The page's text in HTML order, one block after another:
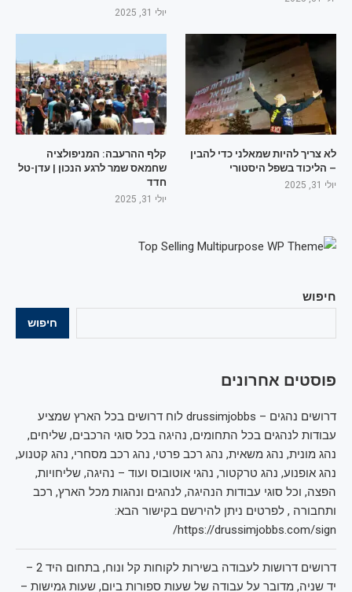
חיפוש
חיפוש
פוסטים אחרונים
דרושים נהגים – drussimjobbs לוח דרושים בכל הארץ שמציע
עבודות לנהגים בכל התחומים, נהיגה בכל סוגי הרכבים, שליחים,
נהג מונית, נהג משאית, נהג רכב פרטי, נהג רכב מסחרי, נהג קטנוע,
נהג אופנוע, נהג טרקטור, נהגי אוטובוס ועוד – נהיגה, שליחויות,
הפצה, וכל סוגי עבודות הנהיגה, לנהגים ונהגות מכל הארץ, רכב
ותחבורה , לפרטים ניתן להירשם בקישור הבא:
https://drussimjobbs.com/sign/
דרושים דרושות לעבודה בשירות לקוחות קל ונוח, בתחום היד 2 –
יד שניה, מדובר על עבודה של שעות ספורות ביום, שעות גמישות –
יולי 31, 2025
לא צריך להיות שמאלני כדי להבין
– הליכוד בשפל היסטורי
יולי 31, 2025
קלף ההרעבה: המניפולציה
שחמאס שמר לרגע הנכון | עדן-טל
חדד
יולי 31, 2025